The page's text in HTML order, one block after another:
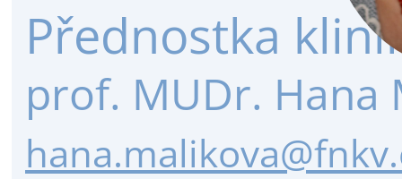
Přednostka
prof. MUDr. Hana